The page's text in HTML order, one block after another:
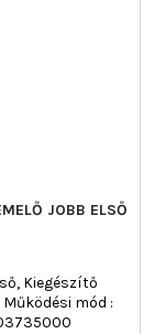
JOBB ELSŐ
Kiegészítő
mód :